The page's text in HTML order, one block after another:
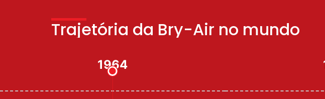
Trajetória da Bry-Air no mundo
1979